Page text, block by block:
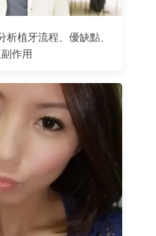
植牙流程、優缺點、
作用